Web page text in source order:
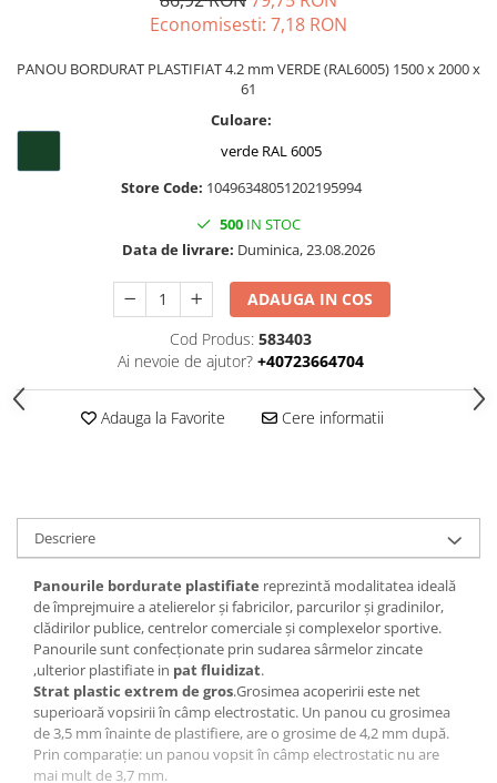
Economisesti: 7,18 RON
PANOU BORDURAT PLASTIFIAT 4.2 mm VERDE (RAL6005) 1500 x 2000 x
61
Culoare:
verde RAL 6005
Store Code: 10496348051202195994
500 IN STOC
Data de livrare: Duminica, 23.08.2026
ADAUGA IN COS
Cod Produs: 583403
Ai nevoie de ajutor? +40723664704
Adauga la Favorite Cere informatii
Descriere
Panourile bordurate plastifiate reprezintă modalitatea ideală
de împrejmuire a atelierelor și fabricilor, parcurilor și gradinilor,
clădirilor publice, centrelor comerciale și complexelor sportive.
Panourile sunt confecționate prin sudarea sârmelor zincate
,ulterior plastifiate in pat fluidizat.
Strat plastic extrem de gros.Grosimea acoperirii este net
superioară vopsirii în câmp electrostatic. Un panou cu grosimea
de 3,5 mm înainte de plastifiere, are o grosime de 4,2 mm după.
Prin comparație: un panou vopsit în câmp electrostatic nu are
mai mult de 3,7 mm.